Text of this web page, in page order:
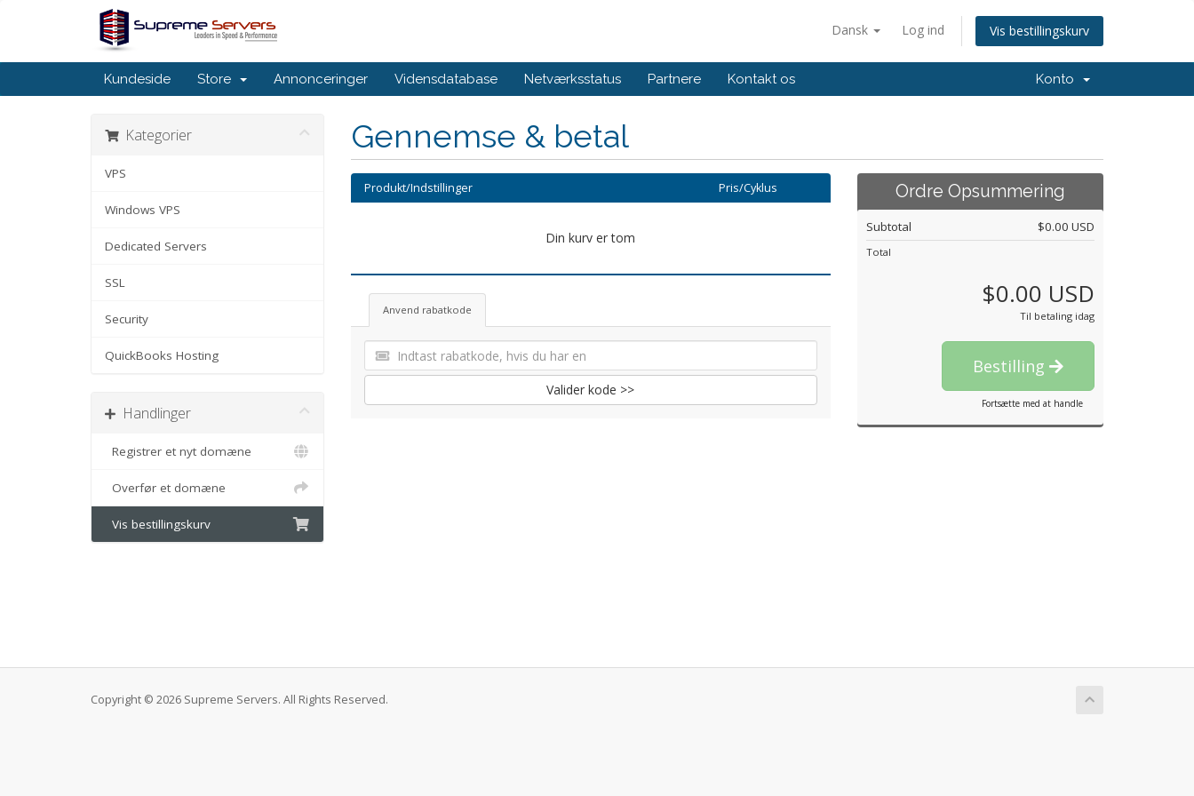
Dansk Log ind Vis bestillingskurv
Kundeside Store Annonceringer Vidensdatabase Netværksstatus Partnere Kontakt os Konto
Kategorier
VPS
Windows VPS
Dedicated Servers
SSL
Security
QuickBooks Hosting
Handlinger
Registrer et nyt domæne
Overfør et domæne
Vis bestillingskurv
Gennemse & betal
Produkt/Indstillinger Pris/Cyklus
Din kurv er tom
Anvend rabatkode
Valider kode >>
Ordre Opsummering
Subtotal $0.00 USD
Total
$0.00 USD
Til betaling idag
Bestilling
Fortsætte med at handle
Copyright © 2026 Supreme Servers. All Rights Reserved.